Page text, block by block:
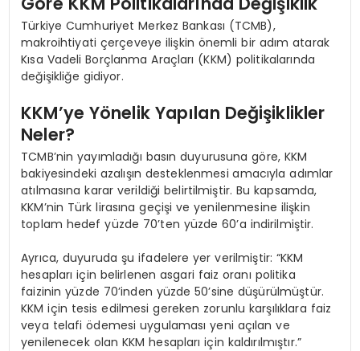
Türkiye Cumhuriyet Merkez Bankası (TCMB),
makroihtiyati çerçeveye ilişkin önemli bir adım atarak
Kısa Vadeli Borçlanma Araçları (KKM) politikalarında
değişikliğe gidiyor.
KKM’ye Yönelik Yapılan Değişiklikler
Neler?
TCMB’nin yayımladığı basın duyurusuna göre, KKM
bakiyesindeki azalışın desteklenmesi amacıyla adımlar
atılmasına karar verildiği belirtilmiştir. Bu kapsamda,
KKM’nin Türk lirasına geçişi ve yenilenmesine ilişkin
toplam hedef yüzde 70’ten yüzde 60’a indirilmiştir.
Ayrıca, duyuruda şu ifadelere yer verilmiştir: “KKM
hesapları için belirlenen asgari faiz oranı politika
faizinin yüzde 70’inden yüzde 50’sine düşürülmüştür.
KKM için tesis edilmesi gereken zorunlu karşılıklara faiz
veya telafi ödemesi uygulaması yeni açılan ve
yenilenecek olan KKM hesapları için kaldırılmıştır.”